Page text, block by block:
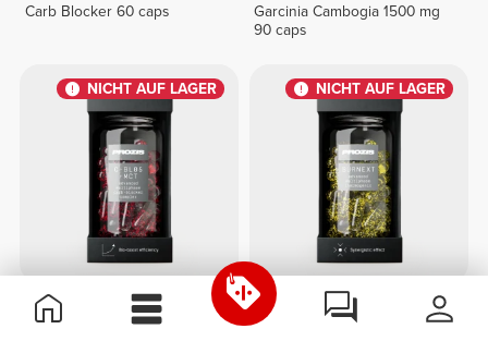
Carb Blocker 60 caps
Garcinia Cambogia 1500 mg
90 caps
NICHT AUF LAGER
CHF 17.70
NICHT AUF LAGER
CHF 39.70